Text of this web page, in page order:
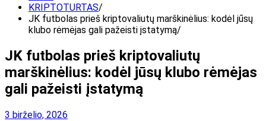
KRIPTOTURTAS
JK futbolas prieš kriptovaliutų marškinėlius: kodėl jūsų
klubo rėmėjas gali pažeisti įstatymą
JK futbolas prieš kriptovaliutų
marškinėlius: kodėl jūsų klubo rėmėjas
gali pažeisti įstatymą
3 birželio, 2026